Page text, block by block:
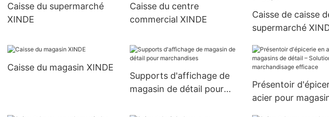
Caisse du supermarché
XINDE
Caisse du centre
commercial XINDE
Caisse de caisse
supermarché
Caisse du magasin XINDE
Supports d'affichage de
magasin de détail pour
Présentoir
acier pour